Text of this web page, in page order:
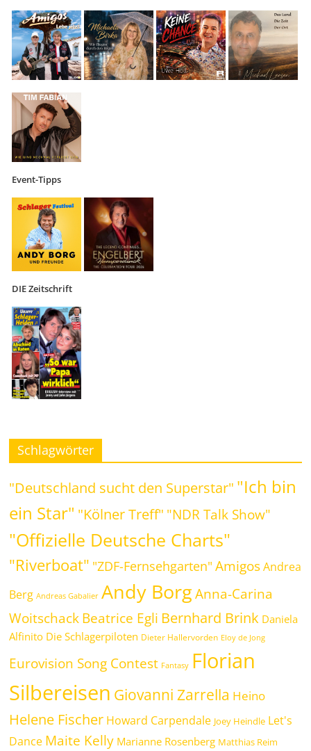
Event-Tipps
DIE Zeitschrift
Schlagwörter
"Deutschland sucht den Superstar" "Ich bin
ein Star" "Kölner Treff" "NDR Talk Show"
"Offizielle Deutsche Charts"
"Riverboat" "ZDF-Fernsehgarten" Amigos Andrea
Berg Andreas Gabalier Andy Borg Anna-Carina
WoitschackBeatrice Egli Bernhard Brink Daniela
Alfinito Die Schlagerpiloten Dieter Hallervorden Eloy de Jong
Eurovision Song Contest Fantasy Florian
Silbereisen Giovanni Zarrella Heino
Helene Fischer Howard Carpendale Joey Heindle Let's
Dance Maite Kelly Marianne Rosenberg Matthias Reim